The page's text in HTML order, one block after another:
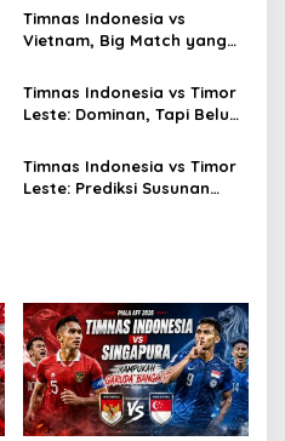
Timnas Indonesia vs
Vietnam, Big Match yang
Timnas Indonesia vs Timor
Leste: Dominan, Tapi Belum
Timnas Indonesia vs Timor
Leste: Prediksi Susunan